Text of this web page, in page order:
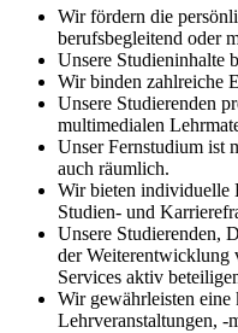
Wir fördern die
berufsbegleitend oder
Unsere Studieninhalte
Wir binden zahlreiche
Unsere Studierenden
multimedialen
Unser Fernstudium ist
auch räumlich.
Wir bieten individuelle
Studien- und
Unsere Studierenden,
der Weiterentwicklung
Services aktiv
Wir gewährleisten eine
Lehrveranstaltungen, -